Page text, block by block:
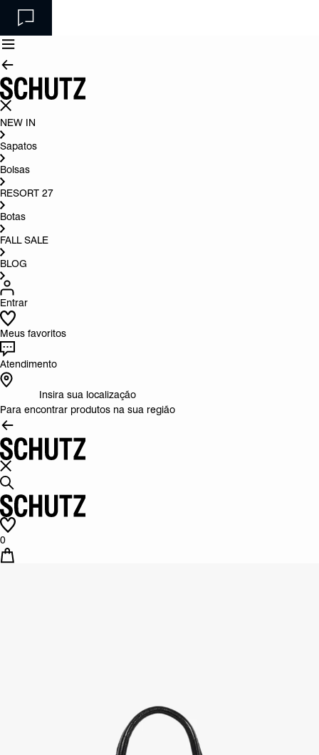
NEW IN
Sapatos
Bolsas
RESORT 27
Botas
FALL SALE
BLOG
Entrar
Meus favoritos
Atendimento
Insira sua localização
Para encontrar produtos na sua região
0